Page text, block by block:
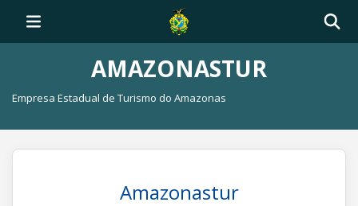
AMAZONASTUR
Empresa Estadual de Turismo do Amazonas
Amazonastur